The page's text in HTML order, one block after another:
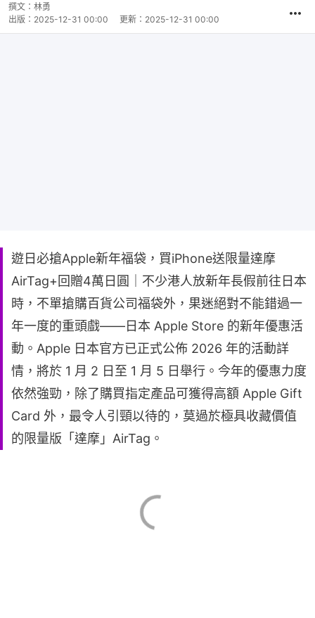
撰文： 林勇
出版： 2025-12-31 00:00 更新： 2025-12-31 00:00
遊日必搶Apple新年福袋，買iPhone送限量達摩
AirTag+回贈4萬日圓｜不少港人放新年長假前往日本
時，不單搶購百貨公司福袋外，果迷絕對不能錯過一
年一度的重頭戲——日本 Apple Store 的新年優惠活
動。Apple 日本官方已正式公佈 2026 年的活動詳
情，將於 1 月 2 日至 1 月 5 日舉行。今年的優惠力度
依然強勁，除了購買指定產品可獲得高額 Apple Gift
Card 外，最令人引頸以待的，莫過於極具收藏價值
的限量版「達摩」AirTag。